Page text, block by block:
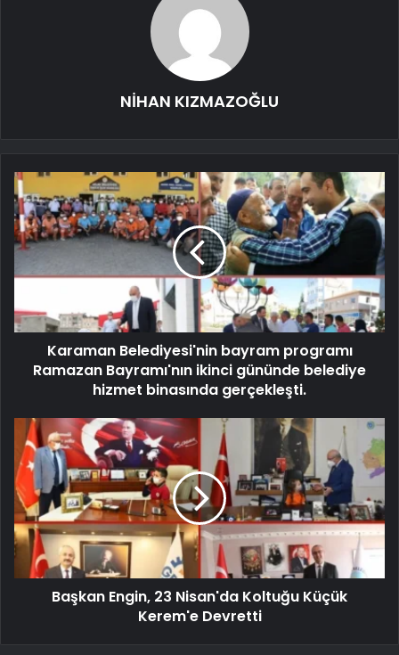
NİHAN KIZMAZOĞLU
Karaman Belediyesi'nin bayram programı
Ramazan Bayramı'nın ikinci gününde belediye
hizmet binasında gerçekleşti.
Başkan Engin, 23 Nisan'da Koltuğu Küçük
Kerem'e Devretti